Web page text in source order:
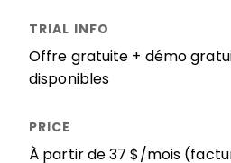
Offre gratuite + démo
disponibles
À partir de 37 $/mois